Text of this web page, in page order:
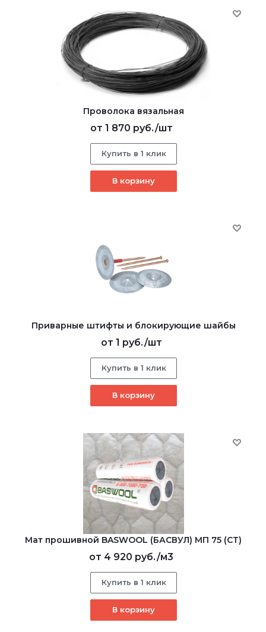
Проволока вязальная
от 1 870 руб./шт
Купить в 1 клик
В корзину
Приварные штифты и блокирующие шайбы
от 1 руб./шт
Купить в 1 клик
В корзину
Мат прошивной BASWOOL (БАСВУЛ) МП 75 (СТ)
от 4 920 руб./м3
Купить в 1 клик
В корзину